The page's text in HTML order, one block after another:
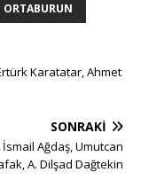
ORTABURUN
Karatatar, Ahmet
SONRAKI
Ağdaş, Umutcan
A. Dilşad Dağtekin